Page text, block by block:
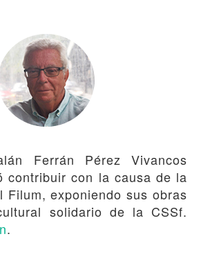
Ferrán Pérez Vivancos
contribuir con la causa de la
Filum, exponiendo sus obras
solidario de la CSSf.
.